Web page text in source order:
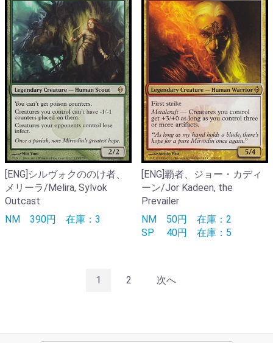
[ENG]シルヴォクののけ者、
メリーラ/Melira, Sylvok
Outcast
NM 390円 在庫：3
[ENG]覇者、ジョー・カディ
ーン/Jor Kadeen, the
Prevailer
NM 50円 在庫：2
SP
40円 在庫：5
1 2 次へ